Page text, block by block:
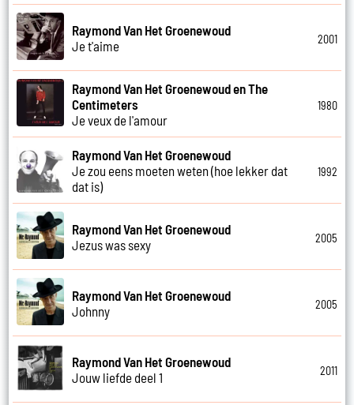
Raymond Van Het Groenewoud
Je t'aime
2001
Raymond Van Het Groenewoud en The
Centimeters
Je veux de l'amour
1980
Raymond Van Het Groenewoud
Je zou eens moeten weten (hoe lekker dat
dat is)
1992
Raymond Van Het Groenewoud
Jezus was sexy
2005
Raymond Van Het Groenewoud
Johnny
2005
Raymond Van Het Groenewoud
Jouw liefde deel 1
2011